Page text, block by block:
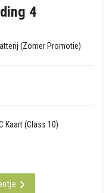
4
(Zomer Promotie)
Kaart (Class 10)